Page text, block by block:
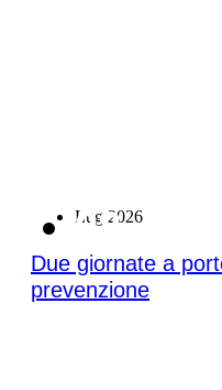
Lug 2026
08
Due giornate a
prevenzione